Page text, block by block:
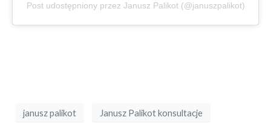
Post udostępniony przez Janusz Palikot (@januszpalikot)
janusz palikot Janusz Palikot konsultacje